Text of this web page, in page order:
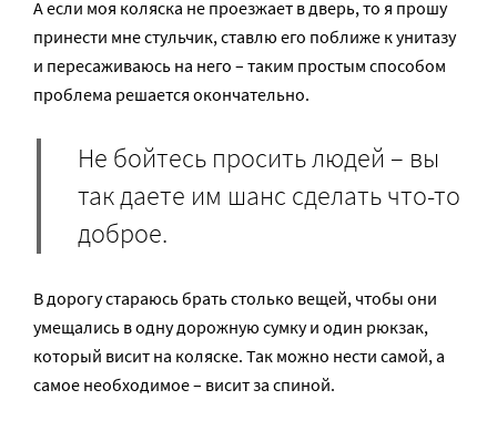
А если моя коляска не проезжает в дверь, то я прошу
принести мне стульчик, ставлю его поближе к унитазу
и пересаживаюсь на него – таким простым способом
проблема решается окончательно.
Не бойтесь просить людей – вы
так даете им шанс сделать что-то
доброе.
В дорогу стараюсь брать столько вещей, чтобы они
умещались в одну дорожную сумку и один рюкзак,
который висит на коляске. Так можно нести самой, а
самое необходимое – висит за спиной.